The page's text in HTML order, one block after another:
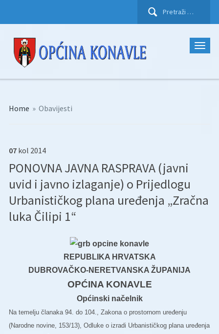
Pretraži:
Home » Obavijesti
07 kol 2014
PONOVNA JAVNA RASPRAVA (javni
uvid i javno izlaganje) o Prijedlogu
Urbanističkog plana uređenja „Zračna
luka Čilipi 1“
REPUBLIKA HRVATSKA
DUBROVAČKO-NERETVANSKA ŽUPANIJA
OPĆINA KONAVLE
Općinski načelnik
Na temelju članaka 94. do 104., Zakona o prostornom uređenju
(Narodne novine, 153/13), Odluke o izradi Urbanističkog plana uređenja